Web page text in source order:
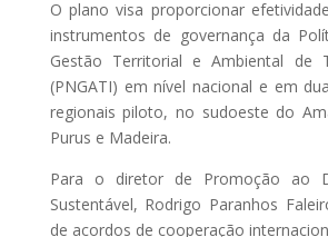
O plano visa proporcionar
instrumentos de governança da
Gestão Territorial e Ambiental de
(PNGATI) em nível nacional e em
regionais piloto, no sudoeste do
Purus e Madeira.
Para o diretor de Promoção ao
Sustentável, Rodrigo Paranhos
de acordos de cooperação